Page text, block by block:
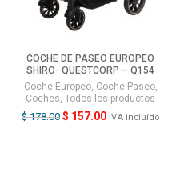
COCHE DE PASEO EUROPEO
SHIRO- QUESTCORP – Q154
Coche Europeo, Coche Paseo,
Coches, Todos los productos
$178.00 $ 157.00 IVA incluído